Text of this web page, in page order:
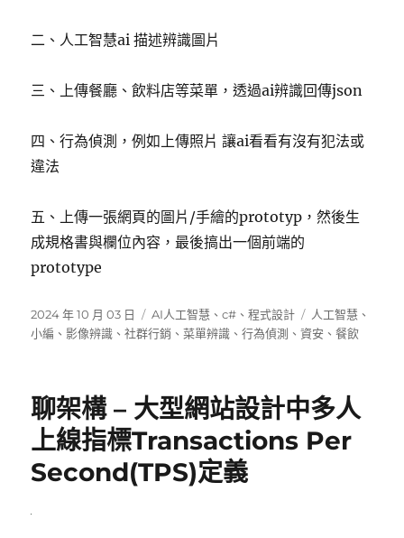
二、人工智慧ai 描述辨識圖片
三、上傳餐廳、飲料店等菜單，透過ai辨識回傳json
四、行為偵測，例如上傳照片 讓ai看看有沒有犯法或
違法
五、上傳一張網頁的圖片/手繪的prototyp，然後生
成規格書與欄位內容，最後搞出一個前端的
prototype
發
佈
2024 年 10 月 03 日
分
類
AI人工智慧 、c# 、程式設計
標
籤
人工智慧 、
小編 、影像辨識 、社群行銷 、菜單辨識 、行為偵測 、資安 、餐飲
聊架構 – 大型網站設計中多人
上線指標Transactions Per
Second(TPS)定義